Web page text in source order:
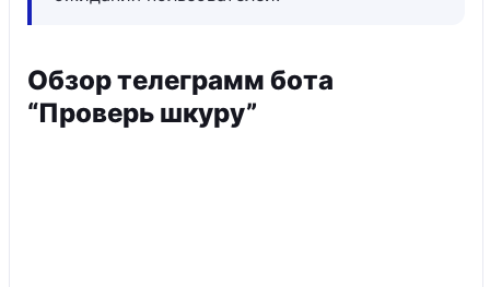
Обзор телеграмм бота
“Проверь шкуру”